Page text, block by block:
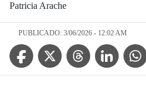
Patricia Arache
PUBLICADO: 3/06/2026 - 12:02 AM
Facebook IconTwitter IconThreads Icon
Linkedin